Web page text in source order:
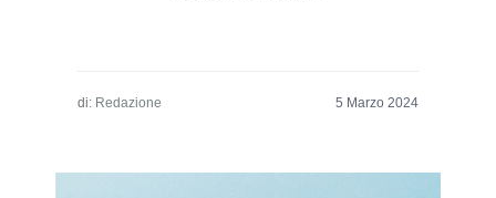
di: Redazione